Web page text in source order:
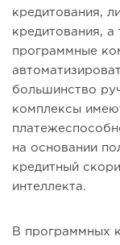
кредитования,
кредитования,
программные
большинство
комплексы
на основании
кредитный
интеллекта.
В программных